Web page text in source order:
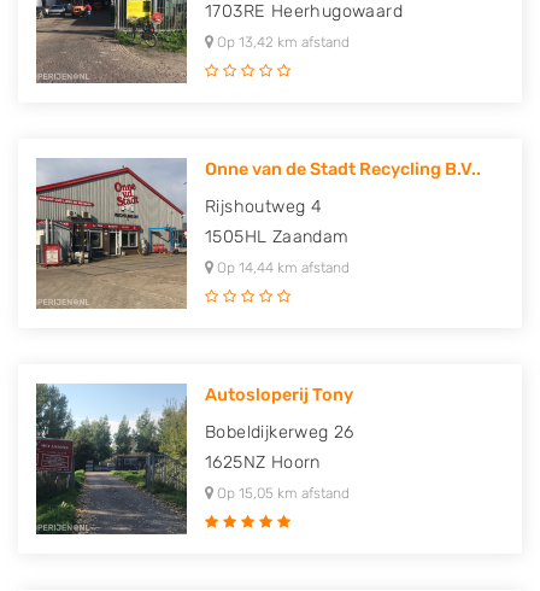
1703RE Heerhugowaard
Op 13,42 km afstand
Onne van de Stadt Recycling B.V..
Rijshoutweg 4
1505HL Zaandam
Op 14,44 km afstand
Autosloperij Tony
Bobeldijkerweg 26
1625NZ Hoorn
Op 15,05 km afstand